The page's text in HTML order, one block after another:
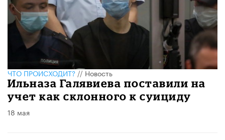
ЧТО ПРОИСХОДИТ?//Новость
Ильназа Галявиева поставили на
учет как склонного к суициду
18 мая